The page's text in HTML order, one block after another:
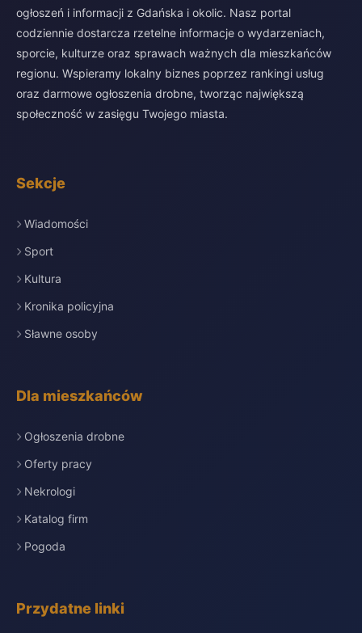
ogłoszeń i informacji z Gdańska i okolic. Nasz portal
codziennie dostarcza rzetelne informacje o wydarzeniach,
sporcie, kulturze oraz sprawach ważnych dla mieszkańców
regionu. Wspieramy lokalny biznes poprzez rankingi usług
oraz darmowe ogłoszenia drobne, tworząc największą
społeczność w zasięgu Twojego miasta.
Sekcje
Wiadomości
Sport
Kultura
Kronika policyjna
Sławne osoby
Dla mieszkańców
Ogłoszenia drobne
Oferty pracy
Nekrologi
Katalog firm
Pogoda
Przydatne linki